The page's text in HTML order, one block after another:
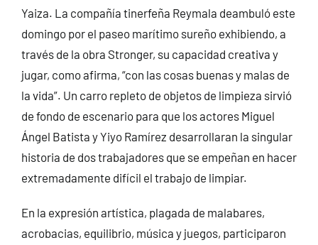
Yaiza. La compañía tinerfeña Reymala deambuló este
domingo por el paseo marítimo sureño exhibiendo, a
través de la obra Stronger, su capacidad creativa y
jugar, como afirma, “con las cosas buenas y malas de
la vida”. Un carro repleto de objetos de limpieza sirvió
de fondo de escenario para que los actores Miguel
Ángel Batista y Yiyo Ramírez desarrollaran la singular
historia de dos trabajadores que se empeñan en hacer
extremadamente difícil el trabajo de limpiar.
En la expresión artística, plagada de malabares,
acrobacias, equilibrio, música y juegos, participaron